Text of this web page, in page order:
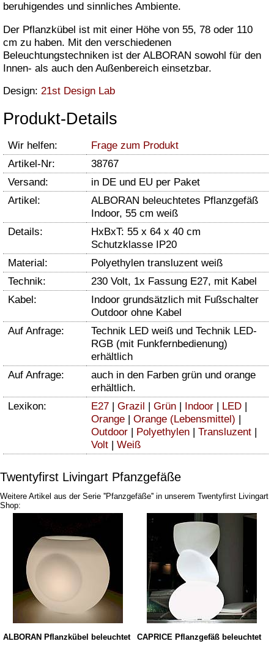
beruhigendes und sinnliches Ambiente.
Der Pflanzkübel ist mit einer Höhe von 55, 78 oder 110
cm zu haben. Mit den verschiedenen
Beleuchtungstechniken ist der ALBORAN sowohl für den
Innen- als auch den Außenbereich einsetzbar.
Design: 21st Design Lab
Produkt-Details
Wir helfen:
Frage zum Produkt
Artikel-Nr:
38767
Versand:
in DE und EU per Paket
Artikel:
ALBORAN beleuchtetes Pflanzgefäß
Indoor, 55 cm weiß
Details:
HxBxT: 55 x 64 x 40 cm
Schutzklasse IP20
Material:
Polyethylen transluzent weiß
Technik:
230 Volt, 1x Fassung E27, mit Kabel
Kabel:
Indoor grundsätzlich mit Fußschalter
Outdoor ohne Kabel
Auf Anfrage:
Technik LED weiß und Technik LED-
RGB (mit Funkfernbedienung)
erhältlich
Auf Anfrage:
auch in den Farben grün und orange
erhältlich.
Lexikon:
E27 | Grazil | Grün | Indoor | LED |
Orange | Orange (Lebensmittel) |
Outdoor | Polyethylen | Transluzent |
Volt | Weiß
Twentyfirst Livingart Pfanzgefäße
Weitere Artikel aus der Serie ''Pfanzgefäße'' in unserem Twentyfirst Livingart
Shop:
ALBORAN Pflanzkübel beleuchtet CAPRICE Pflanzgefäß beleuchtet